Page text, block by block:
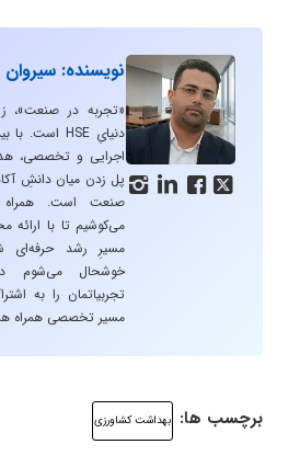
   
نویسنده:
«تجربه در صنعت»،
اجرایی و تخصصی،
پل زدن میان دانشِ
صنعت است. همراه
می‌کوشیم تا با ارائه
مسیرِ رشد حرفه‌ای
خوشحال می‌شوم
تجربیاتمان را به
مسیر تخصصی همراه
برچسب ها: بهداشت کشاورزی